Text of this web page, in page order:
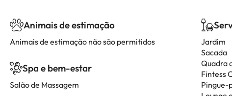
Animais de estimação
Animais de estimação não são permitidos
Spa e bem-estar
Salão de Massagem
Jardim
Sacada
Quadra
Fintess
Pingue-